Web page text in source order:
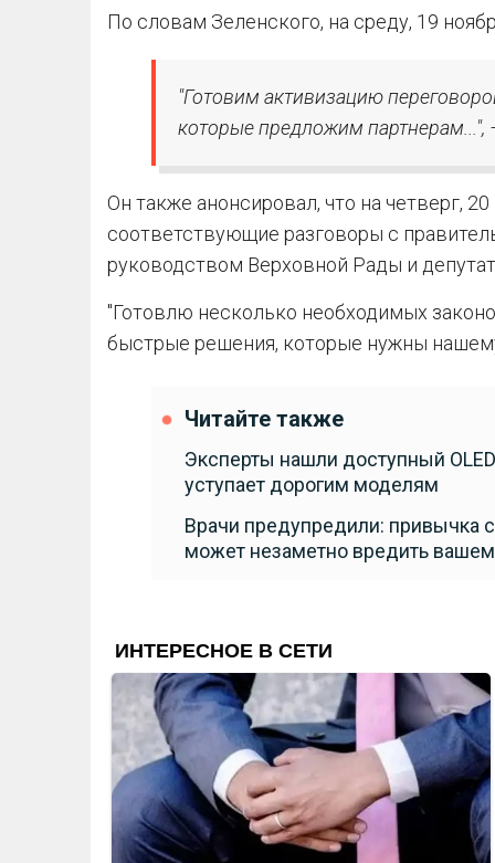
По словам Зеленского, на среду, 19
"Готовим активизацию
которые предложим партнерам...",
Он также анонсировал, что на четверг,
соответствующие разговоры с
руководством Верховной Рады и
"Готовлю несколько необходимых
быстрые решения, которые нужны
Читайте также
Эксперты нашли доступный
уступает дорогим моделям
Врачи предупредили: привычка
может незаметно вредить